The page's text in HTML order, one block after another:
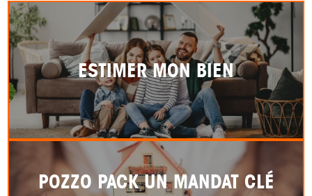
ESTIMER MON BIEN
POZZO PACK UN MANDAT CLÉ